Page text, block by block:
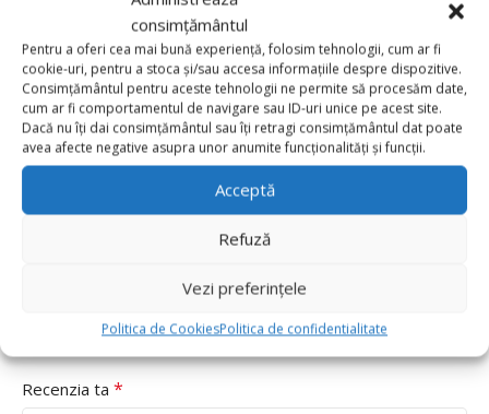
consimțământul
Pentru a oferi cea mai bună experiență, folosim tehnologii, cum ar fi
cookie-uri, pentru a stoca și/sau accesa informațiile despre dispozitive.
Consimțământul pentru aceste tehnologii ne permite să procesăm date,
cum ar fi comportamentul de navigare sau ID-uri unice pe acest site.
Dacă nu îți dai consimțământul sau îți retragi consimțământul dat poate
avea afecte negative asupra unor anumite funcționalități și funcții.
Acceptă
Refuză
Vezi preferințele
Politica de CookiesPolitica de confidentialitate
0
0
Fii primul care scrii o recenzie pentru „Perdea – Panou
de petrecere cu baloane, 4 buc., 47×47 cm – Roz &
Argintiu”
Adresa ta de email nu va fi publicată.
sunt marcate cu
Recenzia ta *